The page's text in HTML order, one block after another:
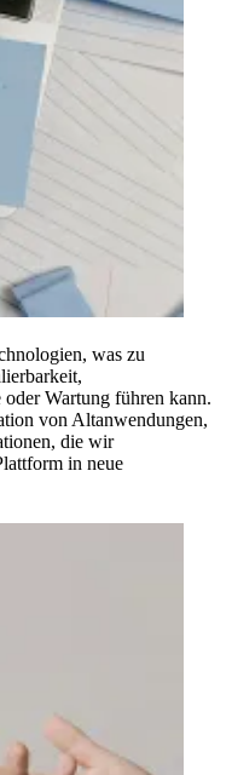
was zu
Wartung führen kann.
von Altanwendungen,
die wir
in neue